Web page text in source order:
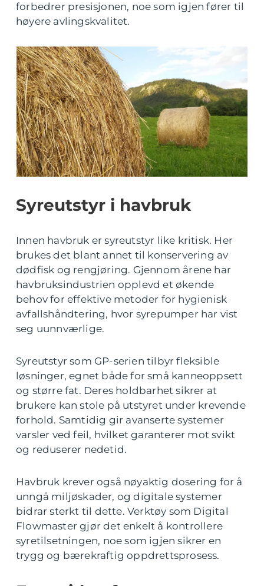
forbedrer presisjonen, noe som igjen fører til
høyere avlingskvalitet.
Syreutstyr i havbruk
Innen havbruk er syreutstyr like kritisk. Her
brukes det blant annet til konservering av
dødfisk og rengjøring. Gjennom årene har
havbruksindustrien opplevd et økende
behov for effektive metoder for hygienisk
avfallshåndtering, hvor syrepumper har vist
seg uunnværlige.
Syreutstyr som GP-serien tilbyr fleksible
løsninger, egnet både for små kanneoppsett
og større fat. Deres holdbarhet sikrer at
brukere kan stole på utstyret under krevende
forhold. Samtidig gir avanserte systemer
varsler ved feil, hvilket garanterer mot svikt
og reduserer nedetid.
Havbruk krever også nøyaktig dosering for å
unngå miljøskader, og digitale systemer
bidrar sterkt til dette. Verktøy som Digital
Flowmaster gjør det enkelt å kontrollere
syretilsetningen, noe som igjen sikrer en
trygg og bærekraftig oppdrettsprosess.